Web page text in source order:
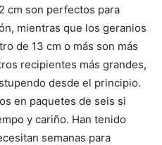
cm son perfectos para
mientras que los geranios
de 13 cm o más son más
recipientes más grandes,
desde el principio.
en paquetes de seis si
y cariño. Han tenido
semanas para